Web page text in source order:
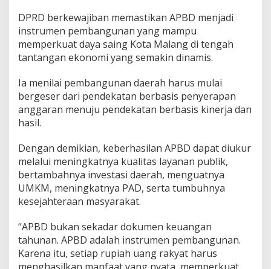
DPRD berkewajiban memastikan APBD menjadi
instrumen pembangunan yang mampu
memperkuat daya saing Kota Malang di tengah
tantangan ekonomi yang semakin dinamis.
Ia menilai pembangunan daerah harus mulai
bergeser dari pendekatan berbasis penyerapan
anggaran menuju pendekatan berbasis kinerja dan
hasil.
Dengan demikian, keberhasilan APBD dapat diukur
melalui meningkatnya kualitas layanan publik,
bertambahnya investasi daerah, menguatnya
UMKM, meningkatnya PAD, serta tumbuhnya
kesejahteraan masyarakat.
“APBD bukan sekadar dokumen keuangan
tahunan. APBD adalah instrumen pembangunan.
Karena itu, setiap rupiah uang rakyat harus